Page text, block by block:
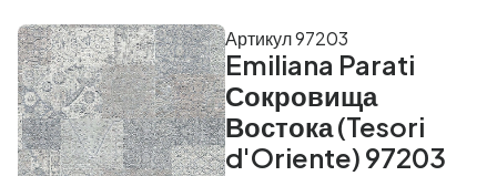
Emiliana Parati
Сокровища
Востока (Tesori
d'Oriente) 97203
Артикул 97203